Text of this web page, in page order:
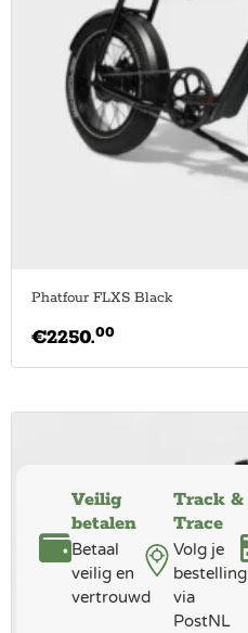
Phatfour FLXS Black
€2250.00
Veilig
betalen
Betaal
veilig en
vertrouwd
Track &
Trace
Volg je
bestelling
via
PostNL